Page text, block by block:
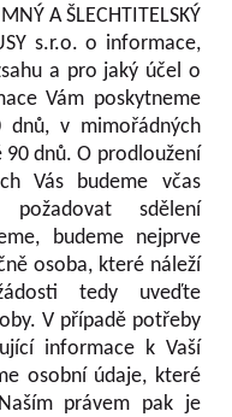
A ŠLECHTITELSKÝ
s.r.o. o informace,
a pro jaký účel o
Vám poskytneme
dnů, v mimořádných
dnů. O prodloužení
Vás budeme včas
sdělení
budeme nejprve
osoba, které náleží
tedy uveďte
V případě potřeby
informace k Vaší
osobní údaje, které
právem pak je